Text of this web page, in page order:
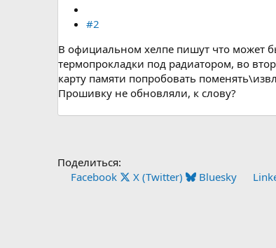
#2
В официальном хелпе пишут что может
термопрокладки под радиатором, во
карту памяти попробовать
Прошивку не обновляли, к слову?
Поделиться:
Facebook
X (Twitter) Bluesky